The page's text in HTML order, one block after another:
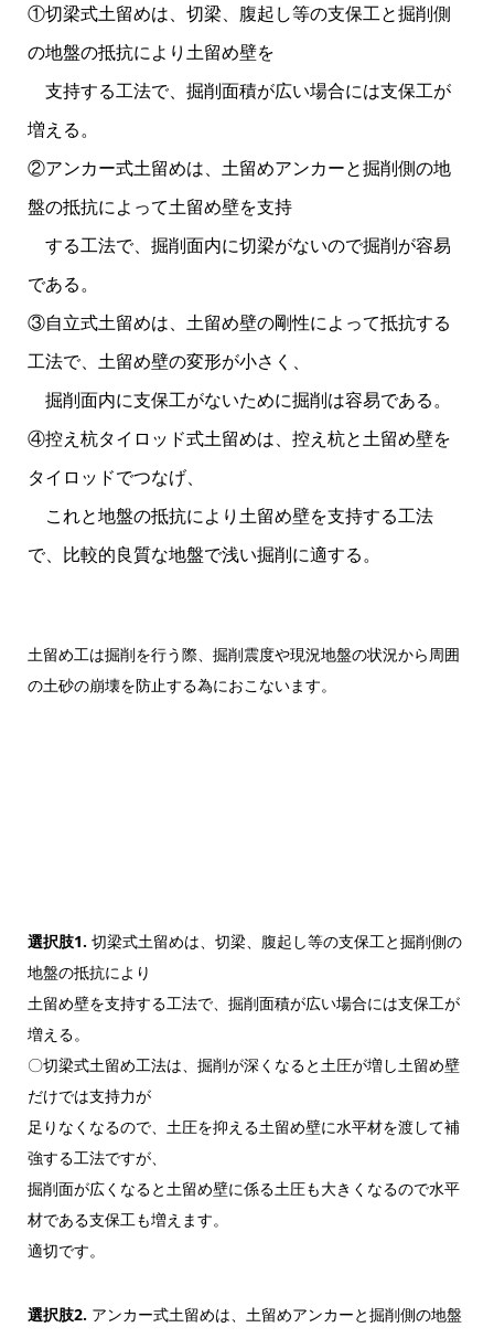
①切梁式土留めは、切梁、腹起し等の支保工と掘削側
の地盤の抵抗により土留め壁を
支持する工法で、掘削面積が広い場合には支保工が
増える。
②アンカー式土留めは、土留めアンカーと掘削側の地
盤の抵抗によって土留め壁を支持
する工法で、掘削面内に切梁がないので掘削が容易
である。
③自立式土留めは、土留め壁の剛性によって抵抗する
工法で、土留め壁の変形が小さく、
掘削面内に支保工がないために掘削は容易である。
④控え杭タイロッド式土留めは、控え杭と土留め壁を
タイロッドでつなげ、
これと地盤の抵抗により土留め壁を支持する工法
で、比較的良質な地盤で浅い掘削に適する。
土留め工は掘削を行う際、掘削震度や現況地盤の状況から周囲
の土砂の崩壊を防止する為におこないます。
選択肢1. 切梁式土留めは、切梁、腹起し等の支保工と掘削側の
地盤の抵抗により
土留め壁を支持する工法で、掘削面積が広い場合には支保工が
増える。
〇切梁式土留め工法は、掘削が深くなると土圧が増し土留め壁
だけでは支持力が
足りなくなるので、土圧を抑える土留め壁に水平材を渡して補
強する工法ですが、
掘削面が広くなると土留め壁に係る土圧も大きくなるので水平
材である支保工も増えます。
適切です。
選択肢2. アンカー式土留めは、土留めアンカーと掘削側の地盤